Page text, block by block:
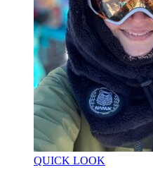
QUICK LOOK